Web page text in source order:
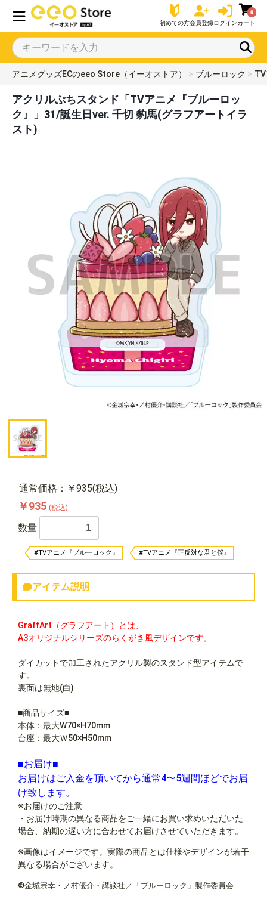
初めての方会員登録ログイン
0
カート
アニメグッズECのeeo Store（イーオストア） ブルーロック
アクリルぷちスタンド「TVアニメ『ブルーロッ
ク』」31/誕生日ver. 千切 豹馬(グラフアートイラ
スト)
通常価格：￥935(税込)
￥935 (税込)
数量
#TVアニメ『ブルーロック』 #TVアニメ『正反対な君と僕』
アイテム説明
GraffArt（グラフアート）とは、
A3オリジナルシリーズのらくがき風デザインです。
ダイカットで加工されたアクリル製のスタンド型アイテムで
す。
裏面は無地(白)
■商品サイズ■
本体：最大W70×H70mm
台座：最大Ｗ50×H50mm
■お届け■
お届けはご入金を頂いてから通常4〜5週間ほどでお届
け致します。
※お届けのご注意
・お届け時期の異なる商品をご一緒にお買い求めいただいた
場合、納期の遅い方に合わせてお届けさせていただきます。
※画像はイメージです。実際の商品とは仕様やデザインが若干
異なる場合がございます。
©金城宗幸・ノ村優介・講談社／「ブルーロック」製作委員会